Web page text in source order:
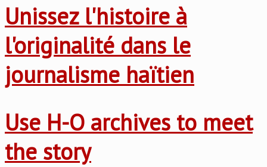
Unissez l'histoire à
l'originalité dans le
journalisme haïtien
Use H-O archives to meet
the story